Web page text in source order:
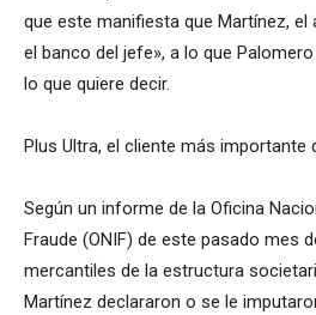
que este manifiesta que Martínez, el
el banco del jefe», a lo que
lo que quiere decir.
Plus Ultra, el cliente más importante
Según un informe de la Oficina
Fraude (ONIF) de este pasado mes
mercantiles de la estructura
Martínez declararon o se le